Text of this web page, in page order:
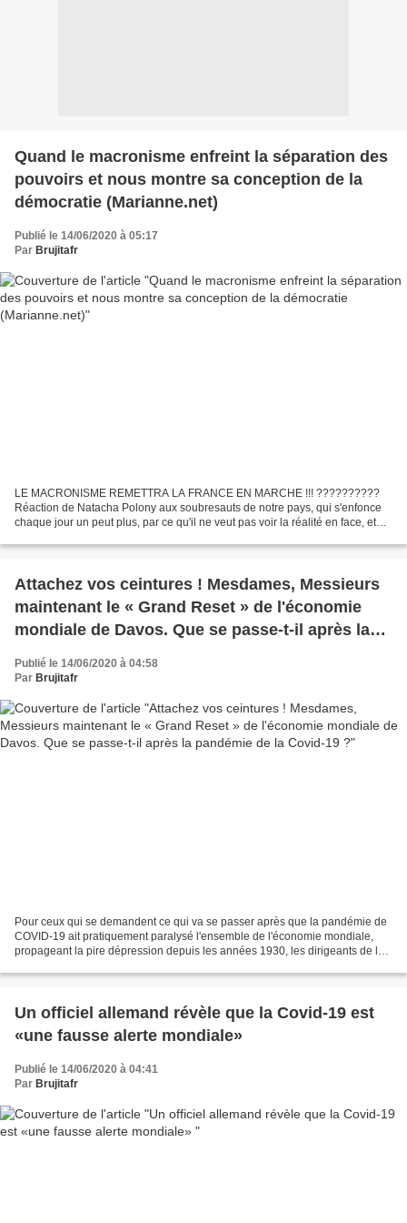
Quand le macronisme enfreint la séparation des
pouvoirs et nous montre sa conception de la
démocratie (Marianne.net)
Publié le 14/06/2020 à 05:17
Par Brujitafr
LE MACRONISME REMETTRA LA FRANCE EN MARCHE !!! ??????????
Réaction de Natacha Polony aux soubresauts de notre pays, qui s'enfonce
chaque jour un peut plus, par ce qu'il ne veut pas voir la réalité en face, et
Attachez vos ceintures ! Mesdames, Messieurs
maintenant le « Grand Reset » de l'économie
mondiale de Davos. Que se passe-t-il après la
pandémie de la Covid-19 ?
Publié le 14/06/2020 à 04:58
Par Brujitafr
Pour ceux qui se demandent ce qui va se passer après que la pandémie de
COVID-19 ait pratiquement paralysé l'ensemble de l'économie mondiale,
propageant la pire dépression depuis les années 1930, les dirigeants de la
Un officiel allemand révèle que la Covid-19 est
«une fausse alerte mondiale»
Publié le 14/06/2020 à 04:41
Par Brujitafr